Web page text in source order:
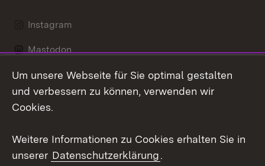
Instagram
Mastodon
Messenger
Um unsere Webseite für Sie optimal gestalten
und verbessern zu können, verwenden wir
Cookies.
Weitere Informationen zu Cookies erhalten Sie in
unserer Datenschutzerklärung.